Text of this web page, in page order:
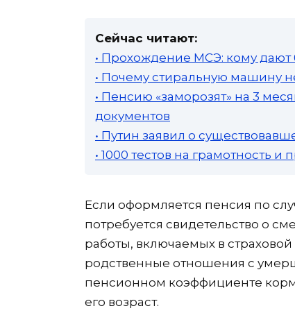
Сейчас читают:
• Прохождение МСЭ: кому дают
• Почему стиральную машину
• Пенсию «заморозят» на 3
документов
• Путин заявил о
• 1000 тестов на грамотность
Если оформляется пенсия по
потребуется свидетельство о
работы, включаемых в
родственные отношения с
пенсионном коэффициенте
его возраст.